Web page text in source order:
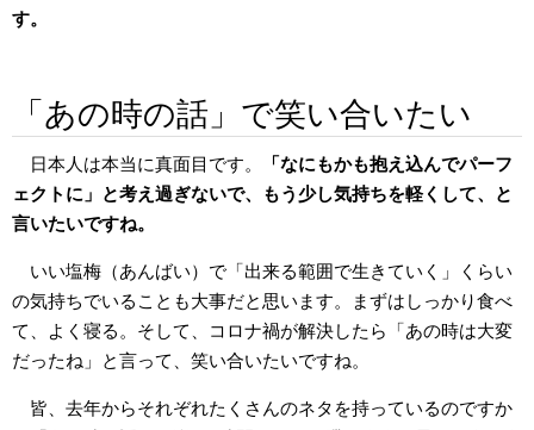
す。
「あの時の話」で笑い合いたい
日本人は本当に真面目です。
「なにもかも抱え込んでパーフ
ェクトに」と考え過ぎないで、もう少し気持ちを軽くして、と
言いたいですね。
いい塩梅（あんばい）で「出来る範囲で生きていく」くらい
の気持ちでいることも大事だと思います。まずはしっかり食べ
て、よく寝る。そして、コロナ禍が解決したら「あの時は大変
だったね」と言って、笑い合いたいですね。
皆、去年からそれぞれたくさんのネタを持っているのですか